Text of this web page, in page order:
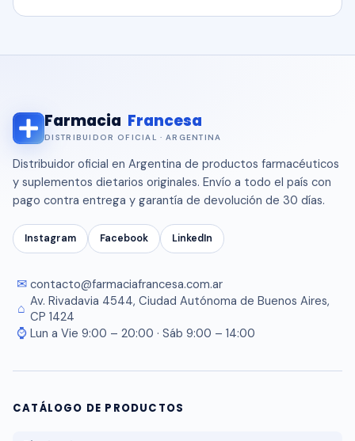
Farmacia Francesa
DISTRIBUIDOR OFICIAL · ARGENTINA
Distribuidor oficial en Argentina de productos farmacéuticos
y suplementos dietarios originales. Envío a todo el país con
pago contra entrega y garantía de devolución de 30 días.
Instagram Facebook LinkedIn
✉ contacto@farmaciafrancesa.com.ar
⌂ Av. Rivadavia 4544, Ciudad Autónoma de Buenos Aires,
CP 1424
⌚ Lun a Vie 9:00 – 20:00 · Sáb 9:00 – 14:00
CATÁLOGO DE PRODUCTOS